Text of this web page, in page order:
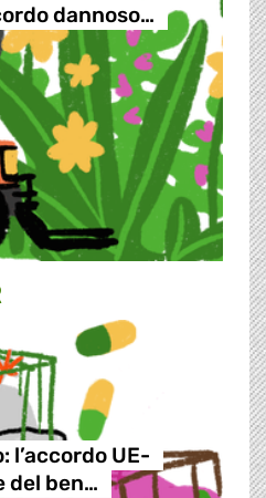
dannoso…
l’accordo UE-
del ben…